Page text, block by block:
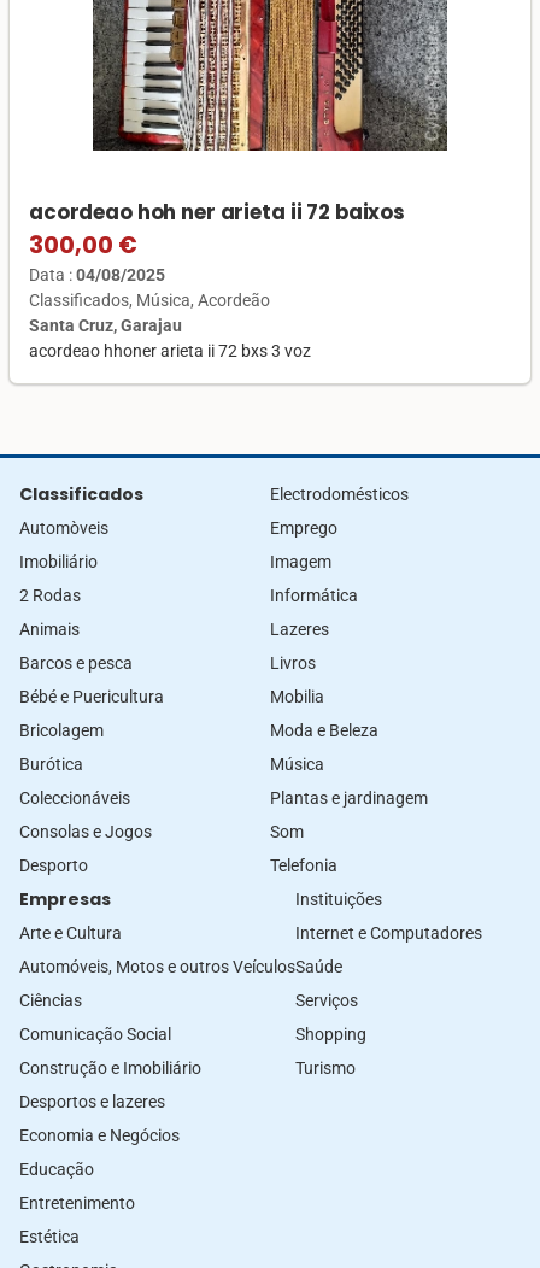
acordeao hoh ner arieta ii 72 baixos
300,00 €
Data :04/08/2025
Classificados Música Acordeão
Santa Cruz, Garajau
acordeao hhoner arieta ii 72 bxs 3 voz
Classificados
Automòveis
Imobiliário
2 Rodas
Animais
Barcos e pesca
Bébé e Puericultura
Bricolagem
Burótica
Coleccionáveis
Consolas e Jogos
Desporto
Electrodomésticos
Emprego
Imagem
Informática
Lazeres
Livros
Mobilia
Moda e Beleza
Música
Plantas e jardinagem
Som
Telefonia
Empresas
Arte e Cultura
Automóveis, Motos e outros Veículos
Ciências
Comunicação Social
Construção e Imobiliário
Desportos e lazeres
Economia e Negócios
Educação
Entretenimento
Estética
Instituições
Internet e Computadores
Saúde
Serviços
Shopping
Turismo